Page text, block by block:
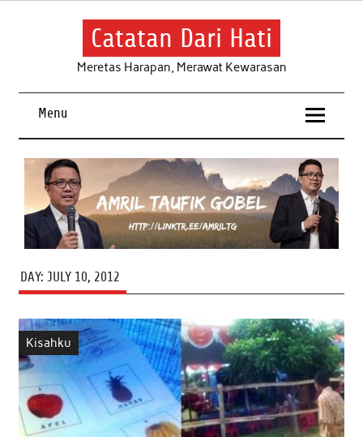
Skip
Catatan Dari Hati
Meretas Harapan, Merawat Kewarasan
Menu
DAY: JULY 10, 2012
Kisahku